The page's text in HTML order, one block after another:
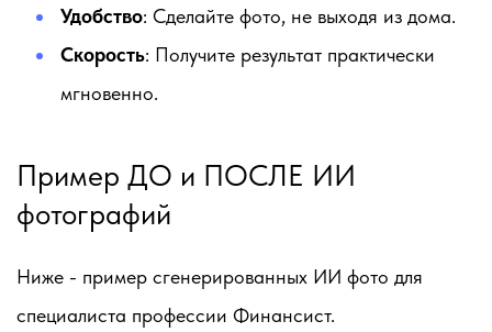
Удобство: Сделайте фото, не выходя из дома.
Скорость: Получите результат практически
мгновенно.
Пример ДО и ПОСЛЕ ИИ
фотографий
Ниже - пример сгенерированных ИИ фото для
специалиста профессии Финансист.